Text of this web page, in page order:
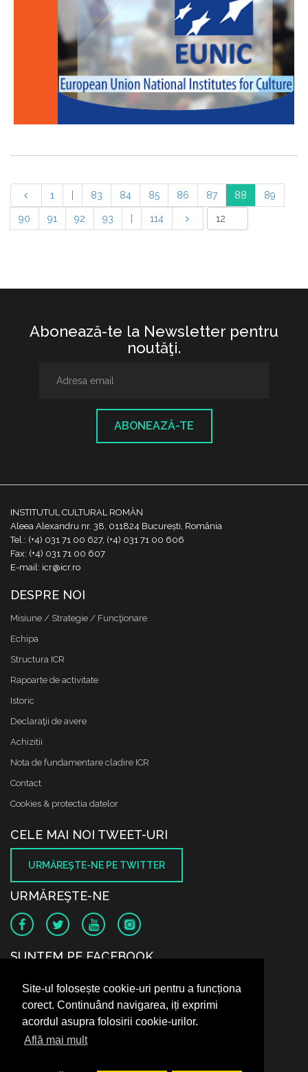
Site-ul folosește cookie-uri pentru a funcționa
corect. Continuând navigarea, iți exprimi
acordul asupra folosirii cookie-urilor.
Află mai mult
1 83 84 85 86 87 88 89
90 91 92 93 114
Abonează-te la Newsletter pentru
noutăţi.
ABONEAZĂ-TE
INSTITUTUL CULTURAL ROMÂN
Aleea Alexandru nr. 38, 011824 București, România
Tel.: (+4) 031 71 00 627, (+4) 031 71 00 606
Fax: (+4) 031 71 00 607
E-mail: icr@icr.ro
DESPRE NOI
Misiune / Strategie / Funcţionare
Echipa
Structura ICR
Rapoarte de activitate
Istoric
Declaraţii de avere
Achizitii
Nota de fundamentare cladire ICR
Contact
Cookies & protectia datelor
CELE MAI NOI TWEET-URI
URMĂREŞTE-NE PE TWITTER
URMĂREŞTE-NE
SUNTEM PE FACEBOOK